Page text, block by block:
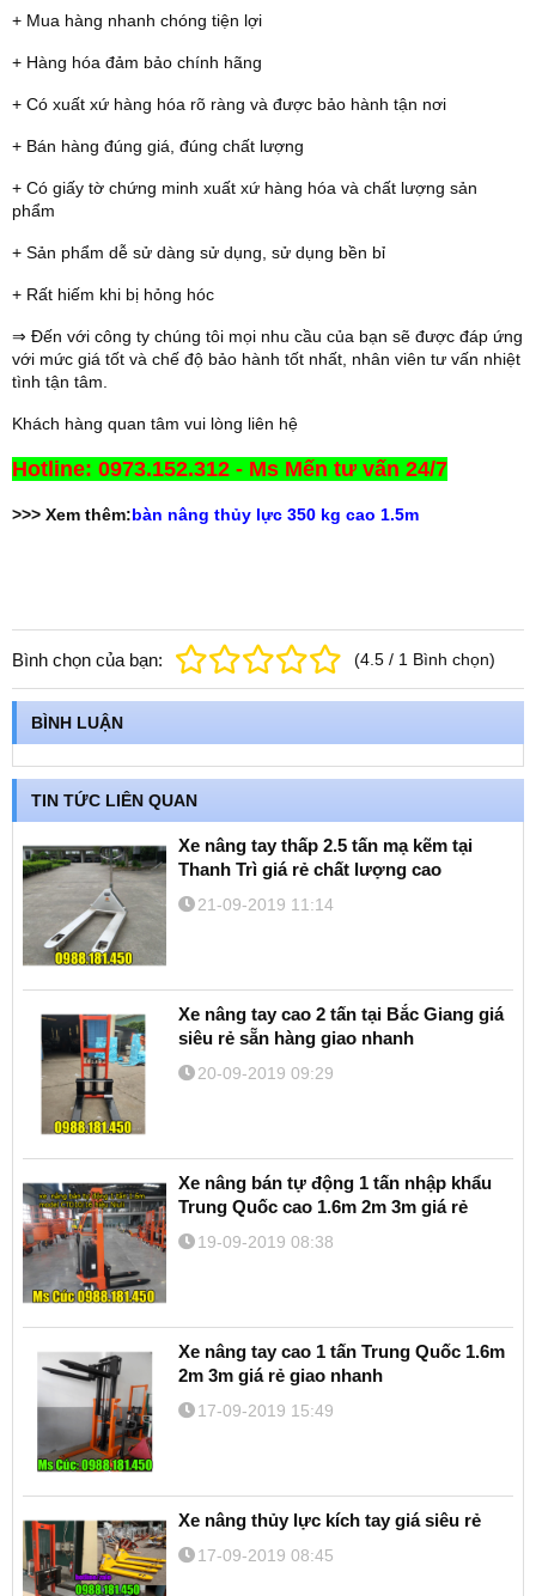
+ Mua hàng nhanh chóng tiện lợi
+ Hàng hóa đảm bảo chính hãng
+ Có xuất xứ hàng hóa rõ ràng và được bảo hành tận nơi
+ Bán hàng đúng giá, đúng chất lượng
+ Có giấy tờ chứng minh xuất xứ hàng hóa và chất lượng sản
phẩm
+ Sản phẩm dễ sử dàng sử dụng, sử dụng bền bỉ
+ Rất hiếm khi bị hỏng hóc
⇒ Đến với công ty chúng tôi mọi nhu cầu của bạn sẽ được đáp ứng
với mức giá tốt và chế độ bảo hành tốt nhất, nhân viên tư vấn nhiệt
tình tận tâm.
Khách hàng quan tâm vui lòng liên hệ
Hotline: 0973.152.312 - Ms Mến tư vấn 24/7
>>> Xem thêm:bàn nâng thủy lực 350 kg cao 1.5m
Bình chọn của bạn: (4.5 / 1 Bình chọn)
BÌNH LUẬN
TIN TỨC LIÊN QUAN
Xe nâng tay thấp 2.5 tấn mạ kẽm tại
Thanh Trì giá rẻ chất lượng cao
21-09-2019 11:14
Xe nâng tay cao 2 tấn tại Bắc Giang giá
siêu rẻ sẵn hàng giao nhanh
20-09-2019 09:29
Xe nâng bán tự động 1 tấn nhập khẩu
Trung Quốc cao 1.6m 2m 3m giá rẻ
19-09-2019 08:38
Xe nâng tay cao 1 tấn Trung Quốc 1.6m
2m 3m giá rẻ giao nhanh
17-09-2019 15:49
Xe nâng thủy lực kích tay giá siêu rẻ
17-09-2019 08:45